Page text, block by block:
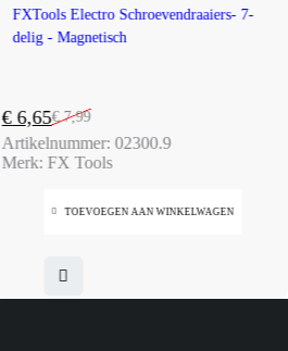
-17%
FXTools Electro Schroevendraaiers- 7-
delig - Magnetisch
€7,99
Oorspronkelijke
prijs
was:
€6,65
Huidige
prijs
is:
Artikelnummer: 02300.9
Merk: FX Tools
TOEVOEGEN AAN WINKELWAGEN